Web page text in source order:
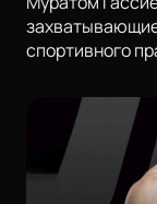
спортивного